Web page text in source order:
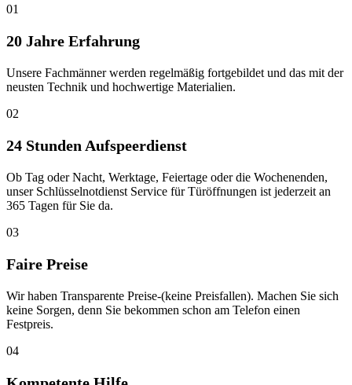
01
20 Jahre Erfahrung
Unsere Fachmänner werden regelmäßig fortgebildet und das mit der
neusten Technik und hochwertige Materialien.
02
24 Stunden Aufspeerdienst
Ob Tag oder Nacht, Werktage, Feiertage oder die Wochenenden,
unser Schlüsselnotdienst Service für Türöffnungen ist jederzeit an
365 Tagen für Sie da.
03
Faire Preise
Wir haben Transparente Preise-(keine Preisfallen). Machen Sie sich
keine Sorgen, denn Sie bekommen schon am Telefon einen
Festpreis.
04